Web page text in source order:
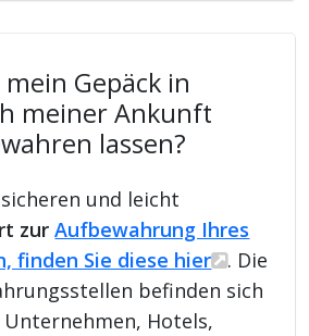
Gepäck in
meiner Ankunft
lassen?
und leicht
zurAufbewahrung Ihres
finden Sie diese hier
. Die
befinden sich
Hotels,